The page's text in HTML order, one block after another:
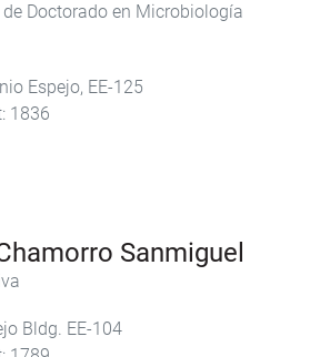
Doctorado en Microbiología
Espejo, EE-125
1836
Sanmiguel
Bldg. EE-104